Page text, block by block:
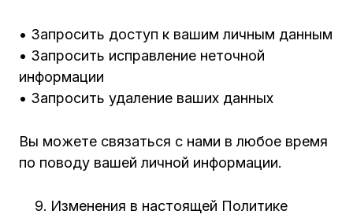
• Запросить доступ к вашим личным данным
• Запросить исправление неточной
информации
• Запросить удаление ваших данных
Вы можете связаться с нами в любое время
по поводу вашей личной информации.
Изменения в настоящей Политике